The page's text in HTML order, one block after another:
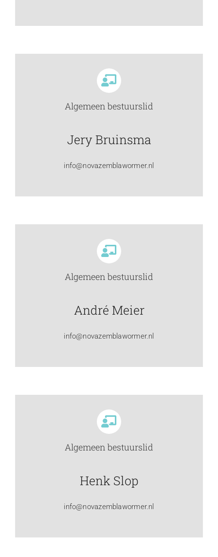
Algemeen bestuurslid
Jery Bruinsma
info@novazemblawormer.nl
Algemeen bestuurslid
André Meier
info@novazemblawormer.nl
Algemeen bestuurslid
Henk Slop
info@novazemblawormer.nl